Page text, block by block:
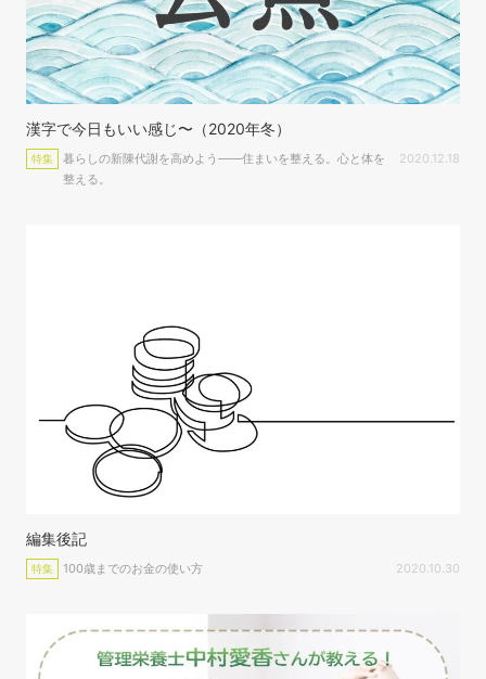
漢字で今日もいい感じ〜（2020年冬）
特集
暮らしの新陳代謝を高めよう――住まいを整える。心と体を
整える。
2020.12.18
編集後記
特集 100歳までのお金の使い方 2020.10.30